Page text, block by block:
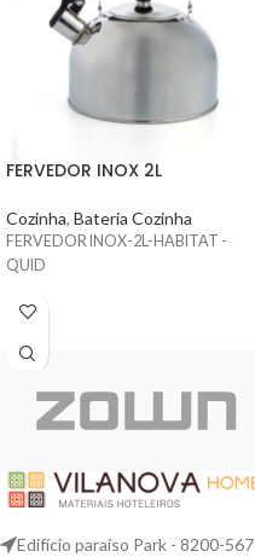
FERVEDOR INOX 2L
Cozinha, Bateria Cozinha
FERVEDOR INOX-2L-HABITAT -
QUID
Edifício paraíso Park - 8200-567